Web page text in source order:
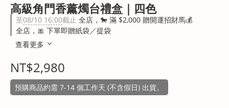
高級角門香薰燭台禮盒｜四色
至08/10 16:00截止 全店，🐎 滿 $2,000 贈開運招財馬💰
全店，🎀 下單即贈紙袋／提袋
查看更多
NT$2,980
預購商品約需 7-14 個工作天 (不含假日) 出貨。